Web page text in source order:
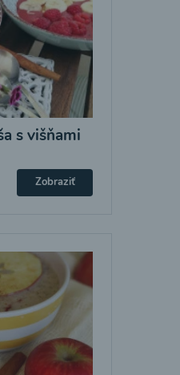
s višňami
Zobraziť